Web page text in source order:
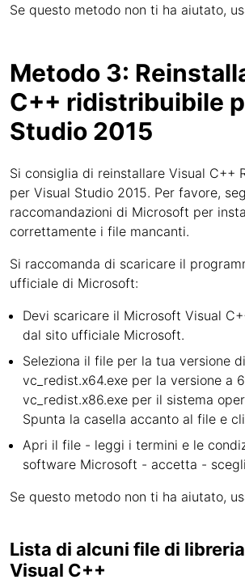
Se questo metodo non ti ha aiutato,
Metodo 3:
C++ ridistribuibile
Studio 2015
Si consiglia di reinstallare Visual C++
per Visual Studio 2015. Per favore,
raccomandazioni di Microsoft per
correttamente i file mancanti.
Si raccomanda di scaricare il
ufficiale di Microsoft:
Devi scaricare il Microsoft Visual
dal sito ufficiale Microsoft.
Seleziona il file per la tua versione
vc_redist.x64.exe per la versione a
vc_redist.x86.exe per il sistema
Spunta la casella accanto al file e
Apri il file - leggi i termini e le
software Microsoft - accetta -
Se questo metodo non ti ha aiutato,
Lista di alcuni file di
Visual C++